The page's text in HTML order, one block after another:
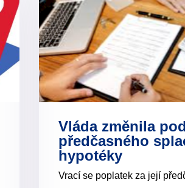
Vláda změnila
předčasného
hypotéky
Vrací se poplatek za její